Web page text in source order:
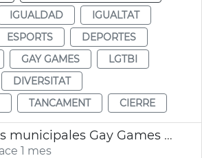
IGUALDAD
IGUALTAT
ESPORTS
DEPORTES
GAY GAMES
LGTBI
DIVERSITAT
TANCAMENT CIERRE
Instalaciones municipales Gay Games Ayuntamiento València
1 mes